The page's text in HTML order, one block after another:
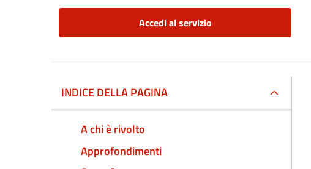
Accedi al servizio
INDICE DELLA PAGINA
A chi è rivolto
Approfondimenti